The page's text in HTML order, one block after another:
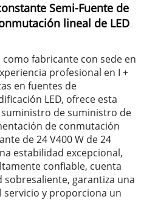
Semi-Fuente de
lineal de LED
como fabricante con sede en
profesional en I +
en fuentes de
LED, ofrece esta
de suministro de
de conmutación
de 24 V400 W de 24
estabilidad excepcional,
confiable, cuenta
garantiza una
servicio y proporciona un